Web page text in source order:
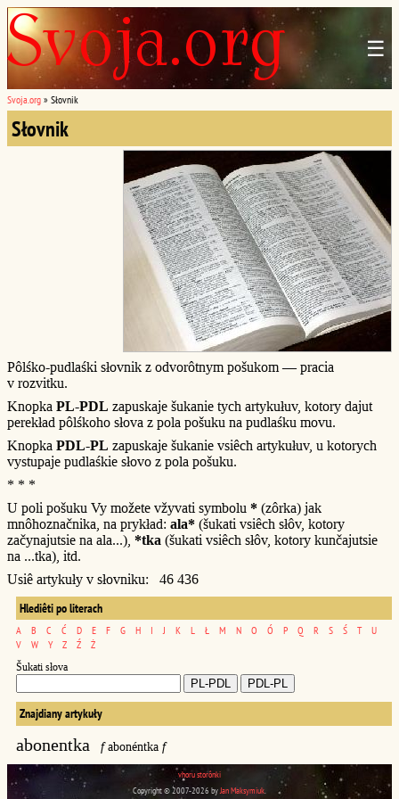
☰
Svoja.org » Słovnik
Słovnik
Pôlśko-pudlaśki słovnik z odvorôtnym pošukom — pracia
v rozvitku.
Knopka PL-PDL zapuskaje šukanie tych artykułuv, kotory dajut
perekład pôlśkoho słova z pola pošuku na pudlaśku movu.
Knopka PDL-PL zapuskaje šukanie vsiêch artykułuv, u kotorych
vystupaje pudlaśkie słovo z pola pošuku.
* * *
U poli pošuku Vy možete vžyvati symbolu * (zôrka) jak
mnôhoznačnika, na prykład: ala* (šukati vsiêch słôv, kotory
začynajutsie na ala...), *tka (šukati vsiêch słôv, kotory kunčajutsie
na ...tka), itd.
Usiê artykuły v słovniku: 46 436
Hlediêti po literach
A B C Ć D E F G H I J K L Ł M N O Ó P Q R S Ś T
U
V
W Y Z Ź Ż
Šukati słova
Znajdiany artykuły
abonentka fabonéntka f
vhoru storônki
Copyright © 2007-2026 byJan Maksymiuk